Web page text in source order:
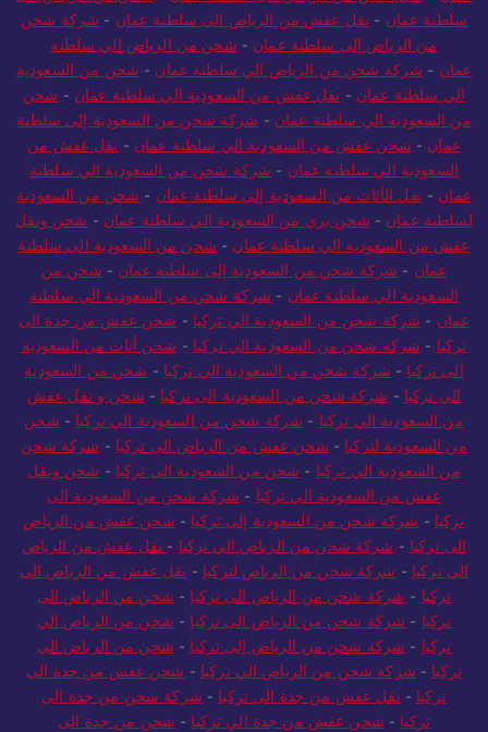
سلطنة عمان - نقل عفش من الرياض الى سلطنة عمان - شركة شحن
من الرياض إلى سلطنة عمان - شحن من الرياض الي سلطنة
عمان - شركة شحن من الرياض الي سلطنة عمان - شحن من السعودية
الي سلطنة عمان - نقل عفش من السعودية الي سلطنة عمان - شحن
من السعودية الي سلطنة عمان - شركة شحن من السعودية إلى سلطنة
عمان - شحن عفش من السعودية الي سلطنة عمان - نقل عفش من
السعودية الي سلطنة عمان - شركة شحن من السعودية الي سلطنة
عمان - نقل الأثاث من السعودية إلى سلطنة عمان - شحن من السعودية
لسلطنة عمان - شحن بري من السعودية الي سلطنة عمان - شحن ونقل
عفش من السعودية الي سلطنة عمان - شحن من السعودية الى سلطنة
عمان - شركة شحن من السعودية إلى سلطنة عمان - شحن من
السعودية الي سلطنة عمان - شركة شحن من السعودية الي سلطنة
عمان - شركة شحن من السعودية الي تركيا - شحن عفش من جدة الى
تركيا - شركة شحن من السعودية الي تركيا - شحن أثاث من السعودية
الى تركيا - شركة شحن من السعودية الي تركيا - شحن من السعودية
الي تركيا - شركة شحن من السعودية الى تركيا - شحن و نقل عفش
من السعودية الي تركيا - شركة شحن من السعودية الي تركيا - شحن
من السعودية لتركيا - شحن عفش من الرياض الى تركيا - شركة شحن
من السعودية الي تركيا - شحن من السعودية الى تركيا - شحن ونقل
عفش من السعودية الي تركيا - شركة شحن من السعودية الى
تركيا - شركة شحن من السعودية إلى تركيا - شحن عفش من الرياض
الى تركيا - شركة شحن من الرياض الي تركيا - نقل عفش من الرياض
الي تركيا - شركة شحن من الرياض لتركيا - نقل عفش من الرياض الى
تركيا - شركة شحن من الرياض الى تركيا - شحن من الرياض الى
تركيا - شركة شحن من الرياض الى تركيا - شحن من الرياض الي
تركيا - شركة شحن من الرياض إلى تركيا - شحن من الرياض الي
تركيا - شركة شحن من الرياض الي تركيا - شحن عفش من جدة الى
تركيا - نقل عفش من جدة الى تركيا - شركة شحن من جدة الى
تركيا - شحن عفش من جدة الي تركيا - شحن من جدة الى